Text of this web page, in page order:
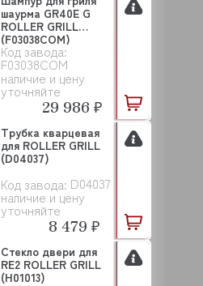
Код завода:
F03038COM
наличие и цену
уточняйте
шаурма GR40Е G
ROLLER GRILL
(F03038COM)
29 986 ₽
Код завода: D04037
наличие и цену
уточняйте
Трубка кварцевая
для ROLLER GRILL
(D04037)
8 479 ₽
Стекло двери для
RE2 ROLLER GRILL
(H01013)